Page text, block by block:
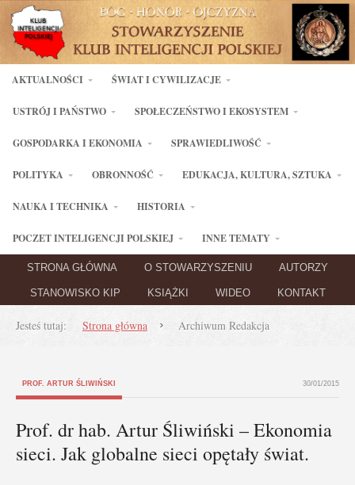
AKTUALNOŚCI ŚWIAT I CYWILIZACJE
USTRÓJ I PAŃSTWO SPOŁECZEŃSTWO I EKOSYSTEM
GOSPODARKA I EKONOMIA SPRAWIEDLIWOŚĆ
POLITYKA OBRONNOŚĆ EDUKACJA, KULTURA, SZTUKA
NAUKA I TECHNIKA HISTORIA
POCZET INTELIGENCJI POLSKIEJ INNE TEMATY
STRONA GŁÓWNA O STOWARZYSZENIU AUTORZY
STANOWISKO KIP KSIĄŻKI WIDEO KONTAKT
Jesteś tutaj: Strona główna Archiwum Redakcja
PROF. ARTUR ŚLIWIŃSKI 30/01/2015
Prof. dr hab. Artur Śliwiński – Ekonomia
sieci. Jak globalne sieci opętały świat.